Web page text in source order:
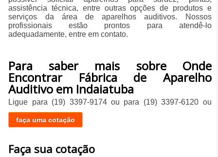
assistência técnica, entre outras opções de produtos e
serviços da área de aparelhos auditivos. Nossos
profissionais estão prontos para atendê-lo
adequadamente, entre em contato.
Para saber mais sobre Onde
Encontrar Fábrica de Aparelho
Auditivo em Indaiatuba
Ligue para (19) 3397-9174ou para (19) 3397-6120 ou
faça uma cotação
Faça sua cotação